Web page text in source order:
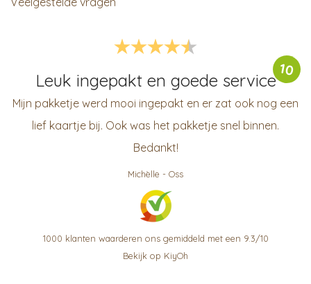
10
Leuk ingepakt en goede service
Mijn pakketje werd mooi ingepakt en er zat ook nog een
lief kaartje bij. Ook was het pakketje snel binnen.
Bedankt!
Michèlle - Oss
1000 klanten waarderen ons gemiddeld met een 9.3/10
Bekijk op KiyOh